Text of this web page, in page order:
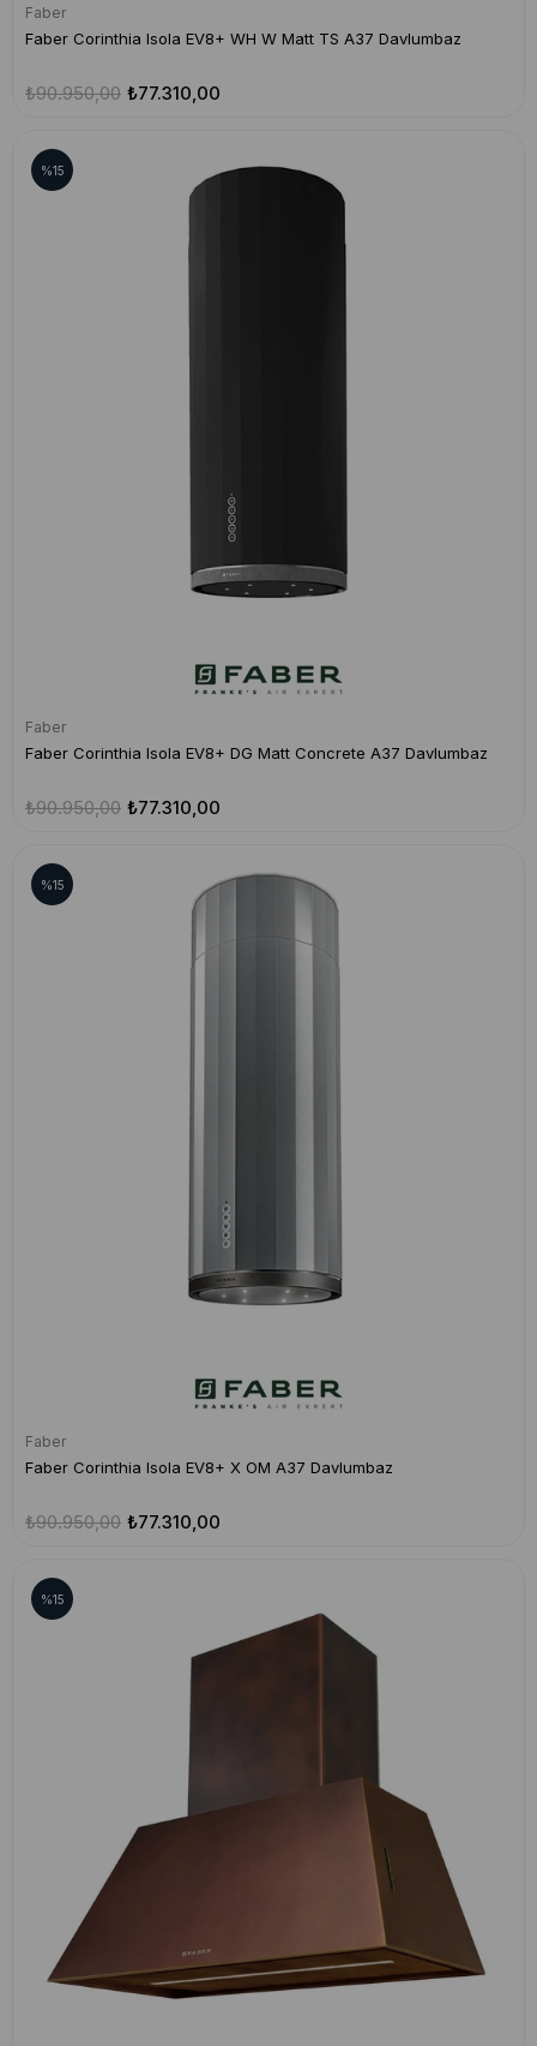
Faber
Faber Corinthia Isola EV8+ WH W Matt TS A37 Davlumbaz
₺77.310,00
₺90.950,00
Faber
Faber Corinthia Isola EV8+ DG Matt Concrete A37 Davlumbaz
₺77.310,00
₺90.950,00
%15
Faber
Faber Corinthia Isola EV8+ X OM A37 Davlumbaz
₺77.310,00
₺90.950,00
%15
%15